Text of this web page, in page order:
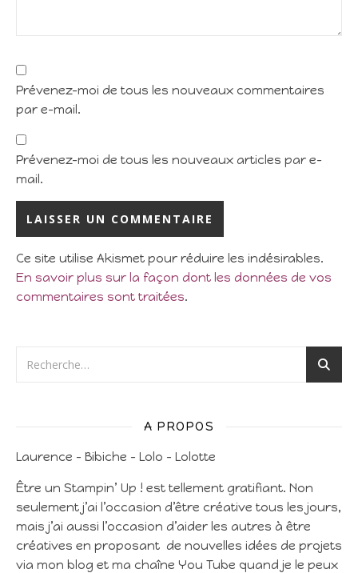
Prévenez-moi de tous les nouveaux commentaires
par e-mail.
Prévenez-moi de tous les nouveaux articles par e-
mail.
Ce site utilise Akismet pour réduire les indésirables.
En savoir plus sur la façon dont les données de vos
commentaires sont traitées.
A PROPOS
Laurence – Bibiche – Lolo – Lolotte
Être un Stampin’ Up ! est tellement gratifiant. Non
seulement j’ai l’occasion d’être créative tous les jours,
mais j’ai aussi l’occasion d’aider les autres à être
créatives en proposant de nouvelles idées de projets
via mon blog et ma chaîne You Tube quand je le peux